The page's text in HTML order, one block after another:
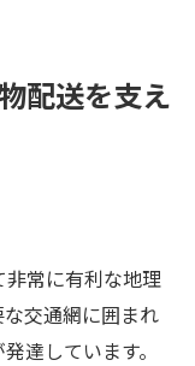
配送を支え
常に有利な地理
交通網に囲まれ
達しています。